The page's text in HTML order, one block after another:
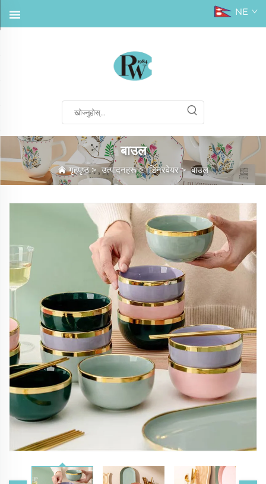
NE
बाउल
गृहपृष्ठ>उत्पादनहरू>डिनरवेयर>बाउल